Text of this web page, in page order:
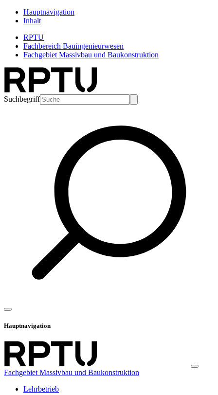
Hauptnavigation
Inhalt
RPTU
Fachbereich Bauingenieurwesen
Fachgebiet Massivbau und Baukonstruktion
Suchbegriff
Hauptnavigation
Fachgebiet Massivbau und Baukonstruktion
Lehrbetrieb